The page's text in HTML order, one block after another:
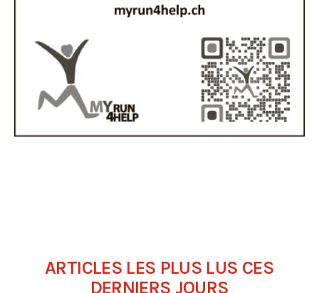
ARTICLES LES PLUS LUS CES
DERNIERS JOURS